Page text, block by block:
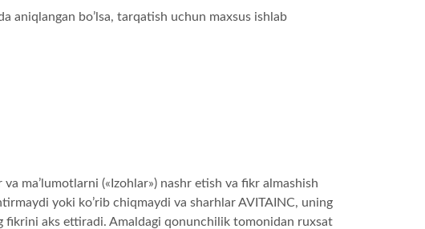
aniqlangan bo’lsa, tarqatish uchun maxsus ishlab
ma’lumotlarni («Izohlar») nashr etish va fikr almashish
yoki ko’rib chiqmaydi va sharhlar AVITAINC, uning
aks ettiradi. Amaldagi qonunchilik tomonidan ruxsat